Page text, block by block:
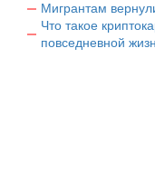
Мигрантам
Что такое
повседневной